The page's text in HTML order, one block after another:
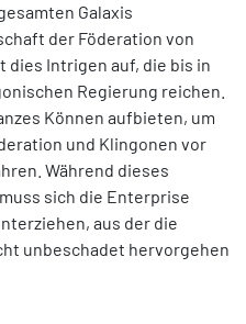
Galaxis
der Föderation von
Intrigen auf, die bis in
Regierung reichen.
Können aufbieten, um
und Klingonen vor
Während dieses
sich die Enterprise
aus der die
unbeschadet hervorgehen